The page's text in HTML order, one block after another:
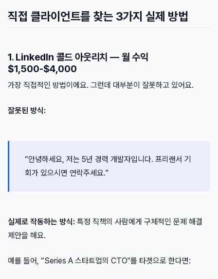
직접 클라이언트를 찾는 3가지 실제 방법
1. LinkedIn 콜드 아웃리치 — 월 수익
$1,500-$4,000
가장 직접적인 방법이에요. 그런데 대부분이 잘못하고 있어요.
잘못된 방식:
“안녕하세요, 저는 5년 경력 개발자입니다. 프리랜서 기
회가 있으시면 연락주세요.”
실제로 작동하는 방식: 특정 직책의 사람에게 구체적인 문제 해결
제안을 해요.
예를 들어, “Series A 스타트업의 CTO"를 타겟으로 한다면: